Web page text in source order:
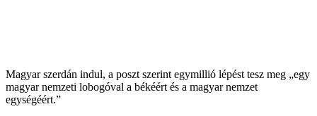
Magyar szerdán indul, a poszt szerint egymillió lépést tesz meg „egy
magyar nemzeti lobogóval a békéért és a magyar nemzet
egységéért.”